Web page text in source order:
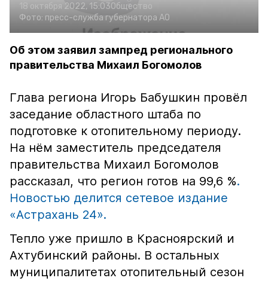
18 октября 2022, 15:03Общество
Фото: пресс-служба губернатора АО
Об этом заявил зампред регионального
правительства Михаил Богомолов
Глава региона Игорь Бабушкин провёл
заседание областного штаба по
подготовке к отопительному периоду.
На нём заместитель председателя
правительства Михаил Богомолов
рассказал, что регион готов на 99,6 %.
Новостью делится сетевое издание
«Астрахань 24».
Тепло уже пришло в Красноярский и
Ахтубинский районы. В остальных
муниципалитетах отопительный сезон